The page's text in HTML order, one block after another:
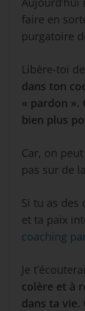
faire en
purgatoire
Libère-toi
dans ton
« pardon ».
bien plus
Car, on
pas sur de
Si tu as
et ta paix
coaching
Je
colère et à
dans ta vie.